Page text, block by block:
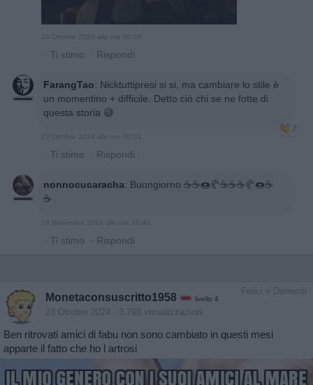
· Ti stimo · Rispondi
FarangTao: Nicktuttipresi si si, ma cambiare lo stile è
un momentino + difficile. Detto ciò chi se ne fotte di
questa storia 😅
2
· Ti stimo · Rispondi
nonnocucaracha: Buongiorno ☕☕🍩🥐☕☕☕🥐🍩☕
☕
19 Novembre 2024 alle ore 10:40
· Ti stimo · Rispondi
Felici e Dementi
Monetaconsuscritto1958 livello 4
23 Ottobre 2024 - 3.768 visualizzazioni
Ben ritrovati amici di fabu non sono cambiato in questi mesi
apparte il fatto che ho l artrosi